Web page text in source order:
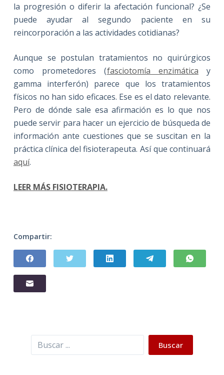
la progresión o diferir la afectación funcional? ¿Se
puede ayudar al segundo paciente en su
reincorporación a las actividades cotidianas?
Aunque se postulan tratamientos no quirúrgicos
como prometedores (fasciotomía enzimática y
gamma interferón) parece que los tratamientos
físicos no han sido eficaces. Ese es el dato relevante.
Pero de dónde sale esa afirmación es lo que nos
puede servir para hacer un ejercicio de búsqueda de
información ante cuestiones que se suscitan en la
práctica clínica del fisioterapeuta. Así que continuará
aquí.
LEER MÁS FISIOTERAPIA.
Compartir:
Buscar Buscar